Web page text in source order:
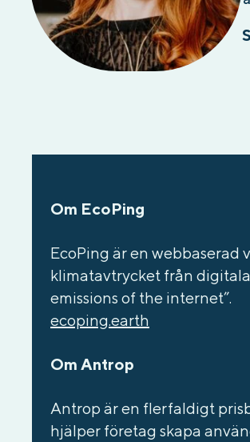
Om EcoPing
EcoPing är en webbaserad
klimatavtrycket från digitala
emissions of the internet”.
ecoping.earth
Om Antrop
Antrop är en flerfaldigt
hjälper företag skapa